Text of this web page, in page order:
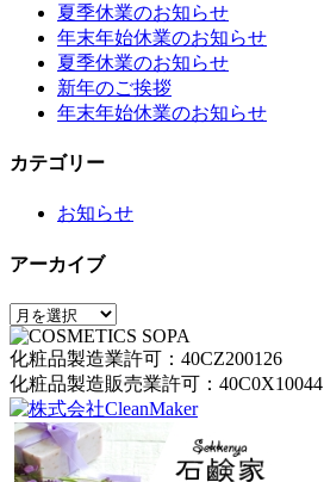
夏季休業のお知らせ
年末年始休業のお知らせ
夏季休業のお知らせ
新年のご挨拶
年末年始休業のお知らせ
カテゴリー
お知らせ
アーカイブ
ア
ー
カ
イ
ブ
化粧品製造業許可：40CZ200126
化粧品製造販売業許可：40C0X10044